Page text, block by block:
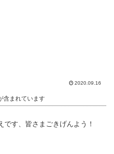
2020.09.16
含まれています
す、皆さまごきげんよう！